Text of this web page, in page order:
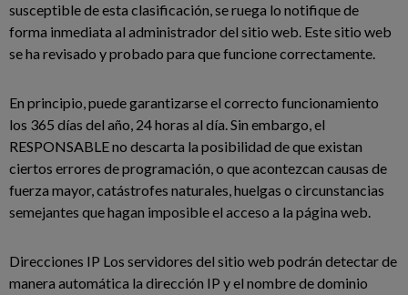
susceptible de esta clasificación, se ruega lo notifique de
forma inmediata al administrador del sitio web. Este sitio web
se ha revisado y probado para que funcione correctamente.
En principio, puede garantizarse el correcto funcionamiento
los 365 días del año, 24 horas al día. Sin embargo, el
RESPONSABLE no descarta la posibilidad de que existan
ciertos errores de programación, o que acontezcan causas de
fuerza mayor, catástrofes naturales, huelgas o circunstancias
semejantes que hagan imposible el acceso a la página web.
Direcciones IP Los servidores del sitio web podrán detectar de
manera automática la dirección IP y el nombre de dominio